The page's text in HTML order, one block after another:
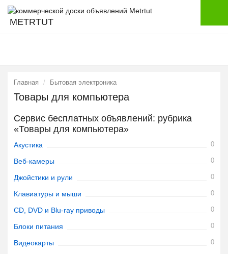
METRTUT
Главная Бытовая электроника
Товары для компьютера
Сервис бесплатных объявлений: рубрика
«Товары для компьютера»
Акустика 0
Веб-камеры 0
Джойстики и рули 0
Клавиатуры и мыши 0
CD, DVD и Blu-ray приводы 0
Блоки питания 0
Видеокарты 0